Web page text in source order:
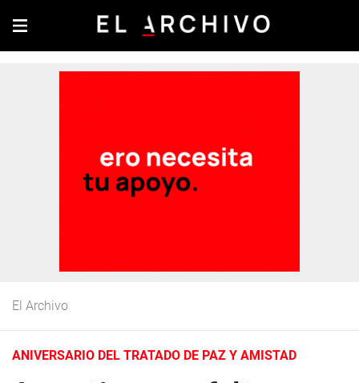
El Archivo
ANIVERSARIO DEL TRATADO DE PAZ Y AMISTAD